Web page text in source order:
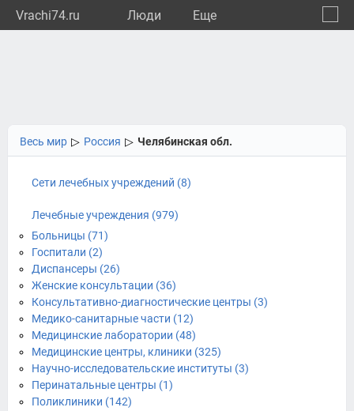
Vrachi74.ru Люди Eще
Весь мир ▷ Россия ▷ Челябинская обл.
Сети лечебных учреждений (8)
Лечебные учреждения (979)
Больницы (71)
Госпитали (2)
Диспансеры (26)
Женские консультации (36)
Консультативно-диагностические центры (3)
Медико-санитарные части (12)
Медицинские лаборатории (48)
Медицинские центры, клиники (325)
Научно-исследовательские институты (3)
Перинатальные центры (1)
Поликлиники (142)